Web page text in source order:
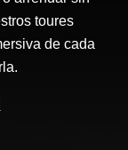
toures
de cada